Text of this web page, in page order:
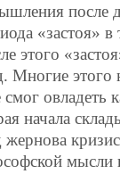
после
«застоя»
этого
Многие
овладеть
начала